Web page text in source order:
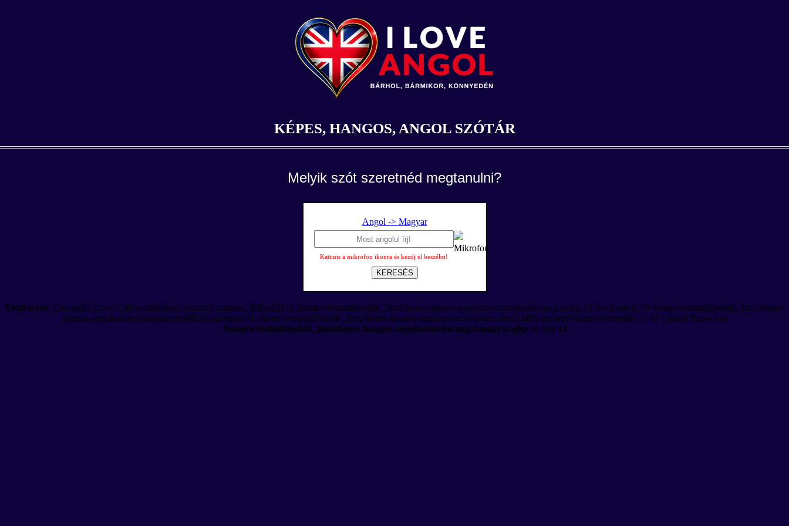
KÉPES, HANGOS, ANGOL SZÓTÁR
Melyik szót szeretnéd megtanulni?
Angol -> Magyar
Kattints a mikrofon ikonra és kezdj el beszélni!
KERESÉS
Fatal error: Uncaught Error: Call to undefined function connect_dbEng2() in /home/webmulti/public_html/kepes-hangos-angolszotar.hu/angol-magyar.php:12 Stack trace: #0 /home/webmulti/public_html/kepes-
hangos-angolszotar.hu/szotar.php(892): include() #1 /home/webmulti/public_html/kepes-hangos-angolszotar.hu/index.php(2349): include('/home/webmulti/...') #2 {main} thrown in
/home/webmulti/public_html/kepes-hangos-angolszotar.hu/angol-magyar.php on line 12